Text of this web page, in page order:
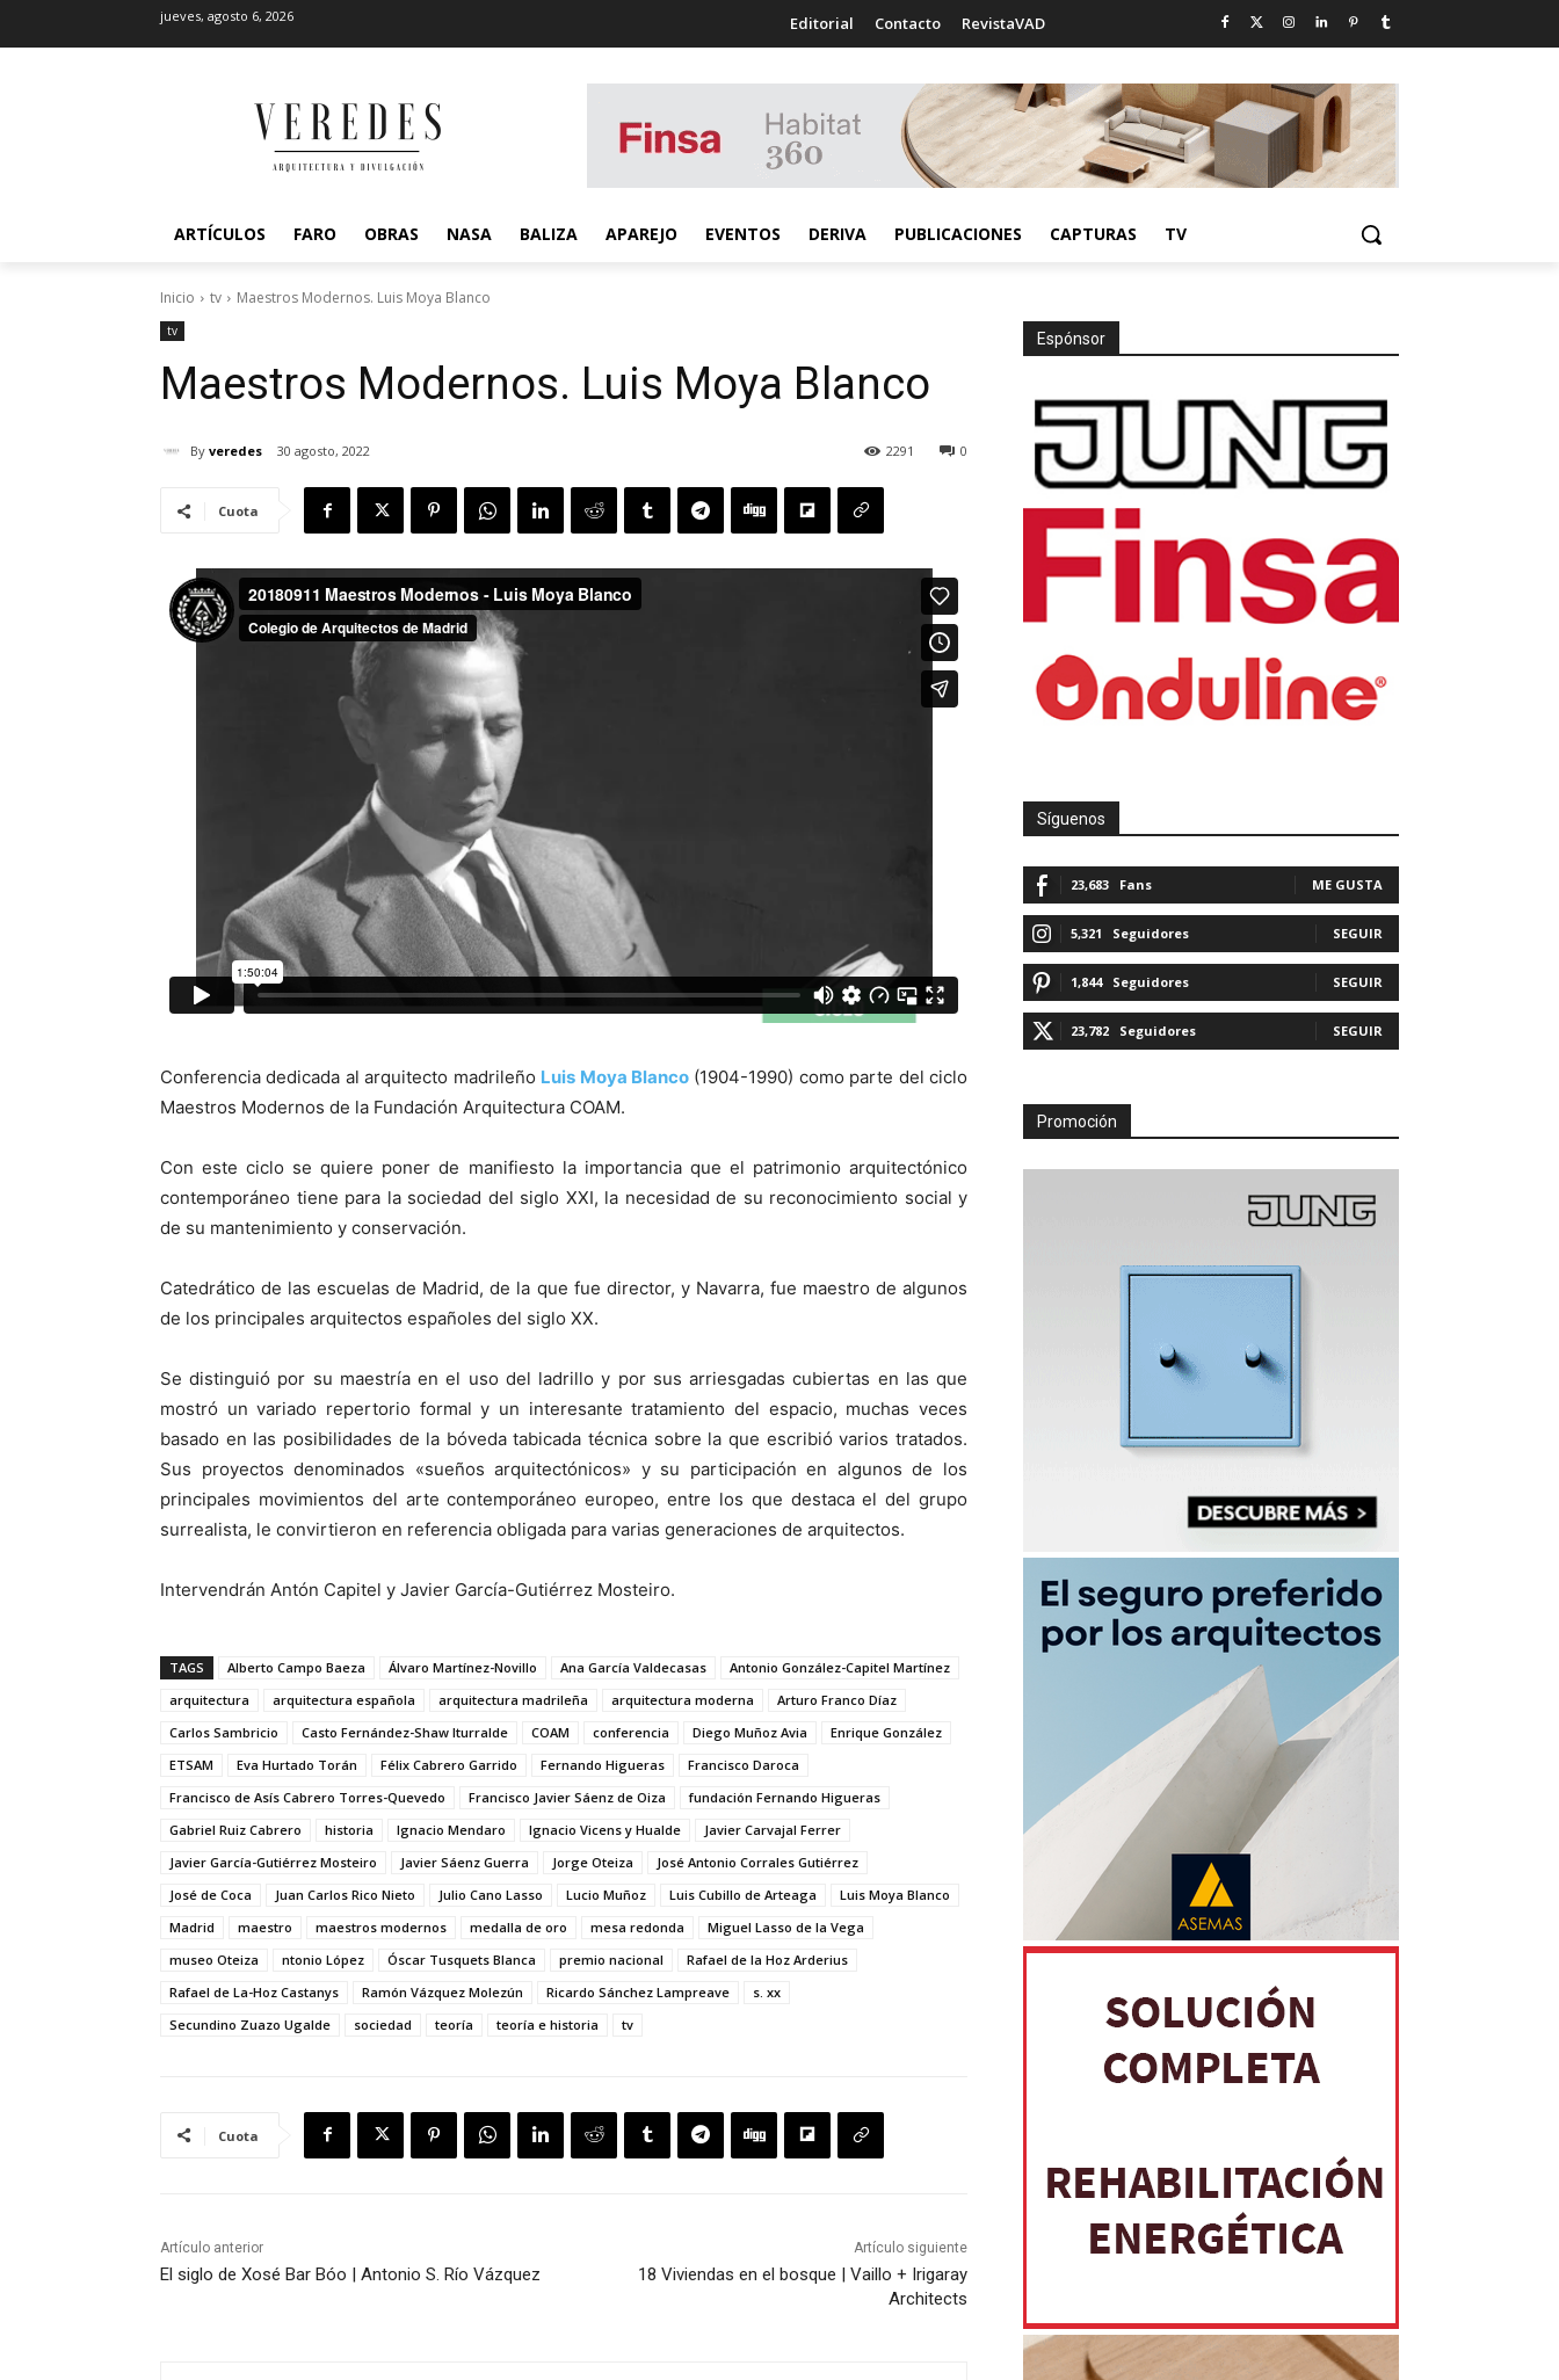
jueves, agosto 6, 2026 Editorial Contacto RevistaVAD
ARTÍCULOS FARO OBRAS NASA BALIZA APAREJO EVENTOS DERIVA PUBLICACIONES CAPTURAS TV
Inicio tv Maestros Modernos. Luis Moya Blanco
tv
Maestros Modernos. Luis Moya Blanco
By veredes 30 agosto, 2022 0
2291
Cuota
Conferencia dedicada al arquitecto madrileño Luis Moya Blanco(1904-1990) como parte del ciclo
Maestros Modernos de la Fundación Arquitectura COAM.
Con este ciclo se quiere poner de manifiesto la importancia que el patrimonio arquitectónico
contemporáneo tiene para la sociedad del siglo XXI, la necesidad de su reconocimiento social y
de su mantenimiento y conservación.
Catedrático de las escuelas de Madrid, de la que fue director, y Navarra, fue maestro de algunos
de los principales arquitectos españoles del siglo XX.
Se distinguió por su maestría en el uso del ladrillo y por sus arriesgadas cubiertas en las que
mostró un variado repertorio formal y un interesante tratamiento del espacio, muchas veces
basado en las posibilidades de la bóveda tabicada técnica sobre la que escribió varios tratados.
Sus proyectos denominados «sueños arquitectónicos» y su participación en algunos de los
principales movimientos del arte contemporáneo europeo, entre los que destaca el del grupo
surrealista, le convirtieron en referencia obligada para varias generaciones de arquitectos.
Intervendrán Antón Capitel y Javier García-Gutiérrez Mosteiro.
TAGS Alberto Campo Baeza Álvaro Martínez-Novillo Ana García Valdecasas
Antonio González-Capitel Martínez
arquitectura
arquitectura española arquitectura madrileña arquitectura moderna
Arturo Franco Díaz
Carlos Sambricio
Casto Fernández-Shaw Iturralde COAM conferencia Diego Muñoz Avia
Enrique González
ETSAM
Eva Hurtado Torán Félix Cabrero Garrido Fernando Higueras
Francisco Daroca
Francisco de Asís Cabrero Torres-Quevedo
Francisco Javier Sáenz de Oiza
fundación Fernando Higueras
Gabriel Ruiz Cabrero
historia Ignacio Mendaro Ignacio Vicens y Hualde
Javier Carvajal Ferrer
Javier García-Gutiérrez Mosteiro
Javier Sáenz Guerra Jorge Oteiza
José Antonio Corrales Gutiérrez
José de Coca
Juan Carlos Rico Nieto Julio Cano Lasso Lucio Muñoz Luis Cubillo de Arteaga
Luis Moya Blanco
Madrid
maestro maestros modernos medalla de oro mesa redonda
Miguel Lasso de la Vega
museo Oteiza
ntonio López Óscar Tusquets Blanca premio nacional
Rafael de la Hoz Arderius
Rafael de La-Hoz Castanys
Ramón Vázquez Molezún Ricardo Sánchez Lampreave
s. xx
Secundino Zuazo Ugalde
sociedad teoría teoría e historia tv
Cuota
Artículo anterior
El siglo de Xosé Bar Bóo | Antonio S. Río Vázquez
Artículo siguiente
18 Viviendas en el bosque | Vaillo + Irigaray
Architects
Espónsor
Síguenos
23,683 Fans ME GUSTA
5,321 Seguidores SEGUIR
1,844 Seguidores SEGUIR
23,782 Seguidores SEGUIR
Promoción